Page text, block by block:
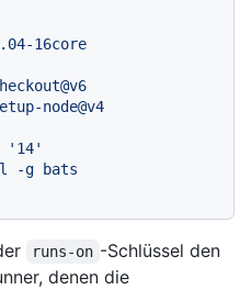
16core
node@v4
'14'
-g
bats
runs-on -Schlüssel den
denen die